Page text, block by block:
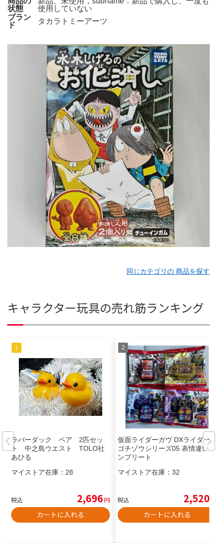
状態
使用していない
ブラン
ド
タカラトミーアーツ
同じカテゴリの 商品を探す
キャラクター玩具の売れ筋ランキング
ラバーダック ペア 2匹セッ
ト 中之島ウエスト TOLO社
あひる
マイストア在庫： 28
税込 2,696円
カートに入れる
仮面ライダーガヴ DXライダー
ゴチゾウシリーズ05 表情違いコ
ンプリート
マイストア在庫： 32
税込 2,520
カートに入れる